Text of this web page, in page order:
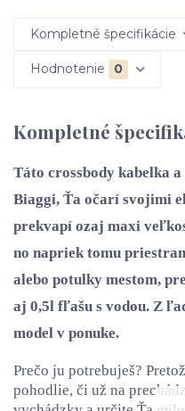
Kompletné špecifikácie
Hodnotenie 0
Kompletné
Táto crossbody kabelka
Biaggi, Ťa očarí svojimi
prekvapí ozaj maxi
no napriek tomu
alebo potulky mestom,
aj 0,5l fľašu s vodou. Z
model v ponuke.
Prečo ju potrebuješ?
pohodlie, či už na